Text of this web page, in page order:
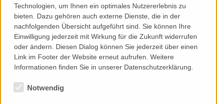
Specials
3D-Modellierung
Parametrik
Technologien, um Ihnen ein optimales Nutzererlebnis zu
bieten. Dazu gehören auch externe Dienste, die in der
nachfolgenden Übersicht aufgeführt sind. Sie können Ihre
Einwilligung jederzeit mit Wirkung für die Zukunft widerrufen
oder ändern. Diesen Dialog können Sie jederzeit über einen
Link im Footer der Website erneut aufrufen. Weitere
Informationen finden Sie in unserer Datenschutzerklärung.
Notwendig